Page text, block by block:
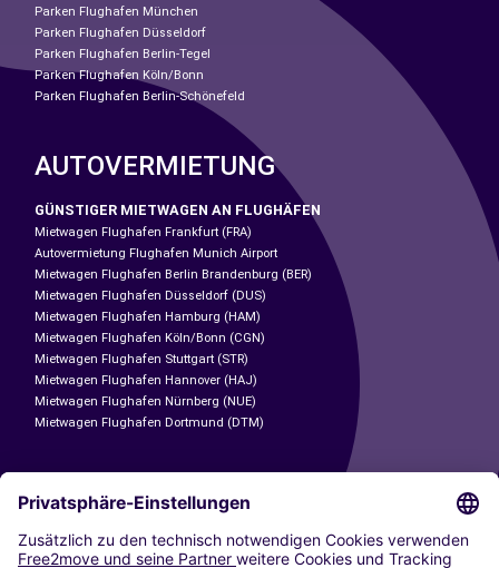
Parken Flughafen München
Parken Flughafen Düsseldorf
Parken Flughafen Berlin-Tegel
Parken Flughafen Köln/Bonn
Parken Flughafen Berlin-Schönefeld
AUTOVERMIETUNG
GÜNSTIGER MIETWAGEN AN FLUGHÄFEN
Mietwagen Flughafen Frankfurt (FRA)
Autovermietung Flughafen Munich Airport
Mietwagen Flughafen Berlin Brandenburg (BER)
Mietwagen Flughafen Düsseldorf (DUS)
Mietwagen Flughafen Hamburg (HAM)
Mietwagen Flughafen Köln/Bonn (CGN)
Mietwagen Flughafen Stuttgart (STR)
Mietwagen Flughafen Hannover (HAJ)
Mietwagen Flughafen Nürnberg (NUE)
Mietwagen Flughafen Dortmund (DTM)
CARSHARING
UNSERE STÄDTE
Paris